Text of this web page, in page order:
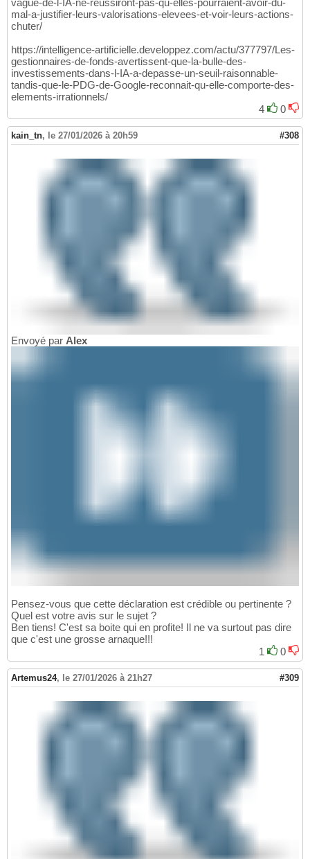
mal-a-justifier-leurs-valorisations-elevees-et-voir-leurs-actions-
chuter/
https://intelligence-artificielle.developpez.com/actu/377797/Les-
gestionnaires-de-fonds-avertissent-que-la-bulle-des-
investissements-dans-l-IA-a-depasse-un-seuil-raisonnable-
tandis-que-le-PDG-de-Google-reconnait-qu-elle-comporte-des-
elements-irrationnels/
4
0
kain_tn, le 27/01/2026 à 20h59 #308
Envoyé par Alex
Pensez-vous que cette déclaration est crédible ou pertinente ?
Quel est votre avis sur le sujet ?
Ben tiens! C'est sa boite qui en profite! Il ne va surtout pas dire
que c'est une grosse arnaque!!!
1
0
Artemus24, le 27/01/2026 à 21h27 #309